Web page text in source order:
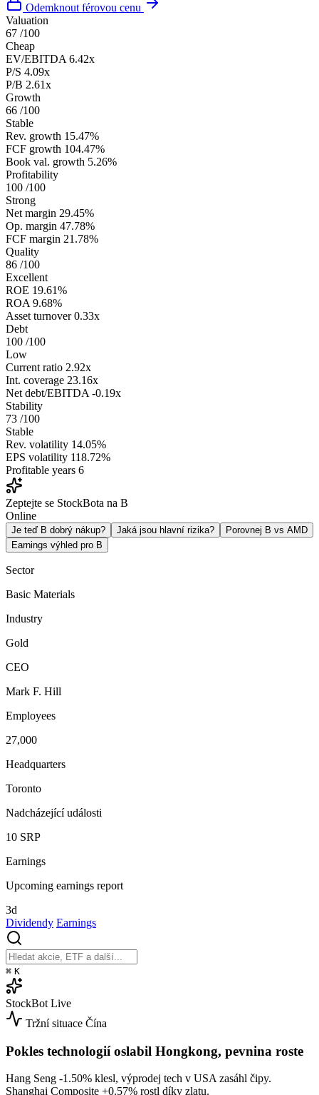
Odemknout férovou cenu
Valuation
67 /100
Cheap
EV/EBITDA 6.42x
P/S 4.09x
P/B 2.61x
Growth
66 /100
Stable
Rev. growth 15.47%
FCF growth 104.47%
Book val. growth 5.26%
Profitability
100 /100
Strong
Net margin 29.45%
Op. margin 47.78%
FCF margin 21.78%
Quality
86 /100
Excellent
ROE 19.61%
ROA 9.68%
Asset turnover 0.33x
Debt
100 /100
Low
Current ratio 2.92x
Int. coverage 23.16x
Net debt/EBITDA -0.19x
Stability
73 /100
Stable
Rev. volatility 14.05%
EPS volatility 118.72%
Profitable years 6
Zeptejte se StockBota na B
Online
Je teď B dobrý nákup? Jaká jsou hlavní rizika?
Porovnej B vs AMD
Earnings výhled pro B
Sector
Basic Materials
Industry
Gold
CEO
Mark F. Hill
Employees
27,000
Headquarters
Toronto
Nadcházející události
10 SRP
Earnings
Upcoming earnings report
3d
Dividendy Earnings
⌘ K
StockBot Live
Tržní situace Čína
Pokles technologií oslabil Hongkong, pevnina roste
Hang Seng -1.50% klesl, výprodej tech v USA zasáhl čipy.
Shanghai Composite +0.57% rostl díky zlatu.